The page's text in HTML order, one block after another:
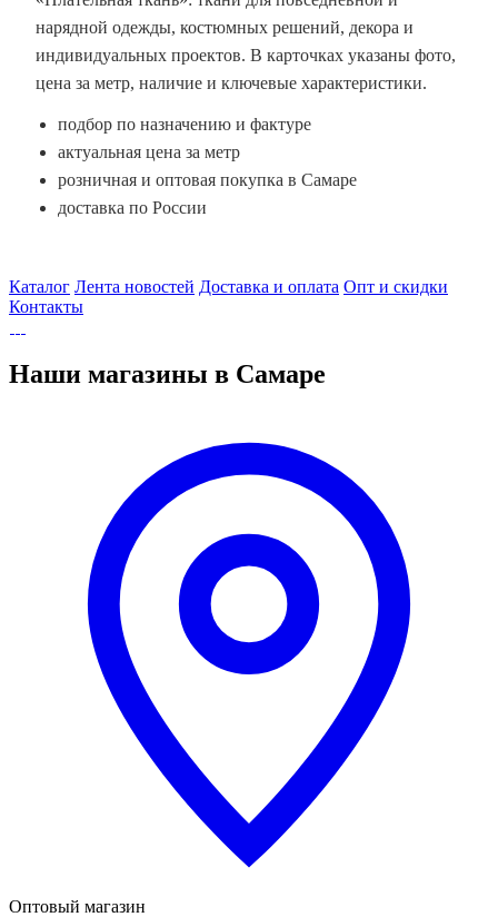
нарядной одежды, костюмных решений, декора и
индивидуальных проектов. В карточках указаны фото,
цена за метр, наличие и ключевые характеристики.
подбор по назначению и фактуре
актуальная цена за метр
розничная и оптовая покупка в Самаре
доставка по России
Каталог Лента новостей Доставка и оплата Опт и скидки
Контакты
Наши магазины в Самаре
Оптовый магазин